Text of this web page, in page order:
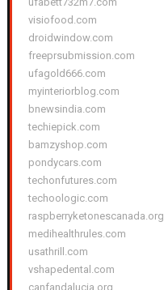
visiofood.com
droidwindow.com
freeprsubmission.com
ufagold666.com
myinteriorblog.com
bnewsindia.com
techiepick.com
bamzyshop.com
pondycars.com
techonfutures.com
techoologic.com
raspberryketonescanada.org
medihealthrules.com
usathrill.com
vshapedental.com
canfandalucia.org